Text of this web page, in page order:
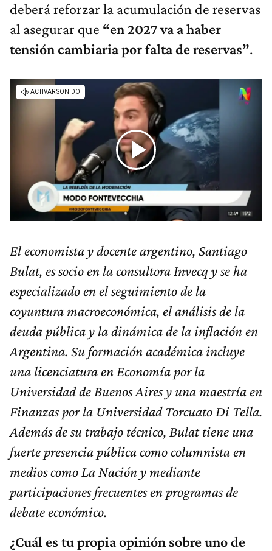
deberá reforzar la acumulación de reservas
al asegurar que “en 2027 va a haber
tensión cambiaria por falta de reservas”.
El economista y docente argentino, Santiago
Bulat, es socio en la consultora Invecq y se ha
especializado en el seguimiento de la
coyuntura macroeconómica, el análisis de la
deuda pública y la dinámica de la inflación en
Argentina. Su formación académica incluye
una licenciatura en Economía por la
Universidad de Buenos Aires y una maestría en
Finanzas por la Universidad Torcuato Di Tella.
Además de su trabajo técnico, Bulat tiene una
fuerte presencia pública como columnista en
medios como La Nación y mediante
participaciones frecuentes en programas de
debate económico.
¿Cuál es tu propia opinión sobre uno de